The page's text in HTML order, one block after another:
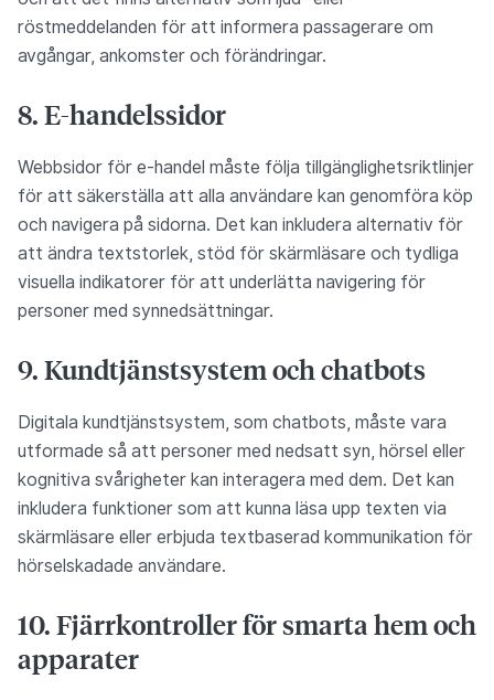
röstmeddelanden för att informera passagerare om
avgångar, ankomster och förändringar.
8. E-handelssidor
Webbsidor för e-handel måste följa tillgänglighetsriktlinjer
för att säkerställa att alla användare kan genomföra köp
och navigera på sidorna. Det kan inkludera alternativ för
att ändra textstorlek, stöd för skärmläsare och tydliga
visuella indikatorer för att underlätta navigering för
personer med synnedsättningar.
9. Kundtjänstsystem och chatbots
Digitala kundtjänstsystem, som chatbots, måste vara
utformade så att personer med nedsatt syn, hörsel eller
kognitiva svårigheter kan interagera med dem. Det kan
inkludera funktioner som att kunna läsa upp texten via
skärmläsare eller erbjuda textbaserad kommunikation för
hörselskadade användare.
10. Fjärrkontroller för smarta hem och
apparater